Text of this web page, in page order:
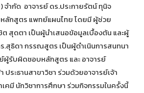
จำกัด อาจารย์ ดร.ประกายรัตน์ ทุนิจ
ลักสูตร แพทย์แผนไทย โดยมี ผู้ช่วย
สุดตา เป็นผู้นำเสนอข้อมูลเบื้องต้น และผู้
.สุธิดา กรรณสูตร เป็นผู้ดำเนินการสนทนา
ผู้รับผิดชอบหลักสูตร และ อาจารย์
ระธานสาขาวิชา ร่วมด้วยอาจารย์เจ้า
เคมี นักวิชาการศึกษา ร่วมกิจกรรมในครั้งนี้